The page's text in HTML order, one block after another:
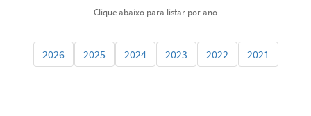
- Clique abaixo para listar por ano -
2026 2025 2024 2023 2022 2021